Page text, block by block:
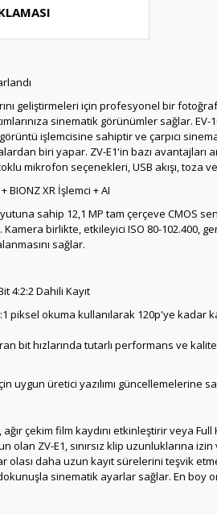
geliştirmeleri için profesyonel bir
sinematik görünümler sağlar. EV-
işlemcisine sahiptir ve çarpıcı
biri yapar. ZV-E1'in bazı
mikrofon seçenekleri, USB akışı, toza
BIONZ XR İşlemci + AI
sahip 12,1 MP tam çerçeve CMOS
Kamera birlikte, etkileyici ISO 80-102.400,
sağlar.
4:2:2 Dahili Kayıt
piksel okuma kullanılarak 120p'ye kadar
bit hızlarında tutarlı performans ve
uygun üretici yazılımı
ağır çekim film kaydını etkinleştirir veya
olan ZV-E1, sınırsız klip uzunluklarına
olası daha uzun kayıt sürelerini teşvik
sinematik ayarlar sağlar. En boy